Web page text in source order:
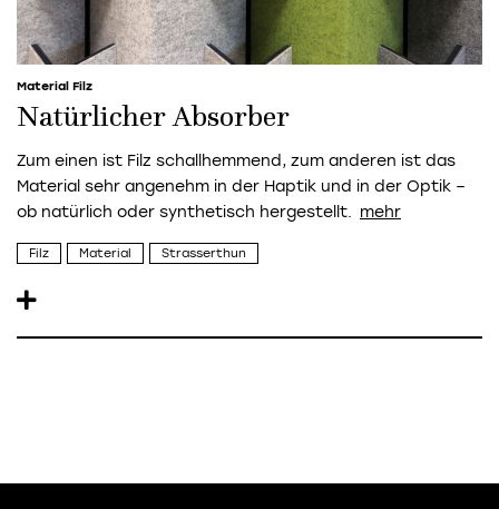
Material Filz
Natürlicher Absorber
Zum einen ist Filz schallhemmend, zum anderen ist das
Material sehr angenehm in der Haptik und in der Optik –
ob natürlich oder synthetisch hergestellt.
Filz Material Strasserthun